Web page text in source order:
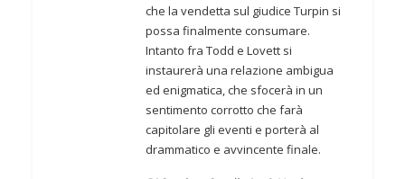
che la vendetta sul giudice Turpin si
possa finalmente consumare.
Intanto fra Todd e Lovett si
instaurerà una relazione ambigua
ed enigmatica, che sfocerà in un
sentimento corrotto che farà
capitolare gli eventi e porterà al
drammatico e avvincente finale.